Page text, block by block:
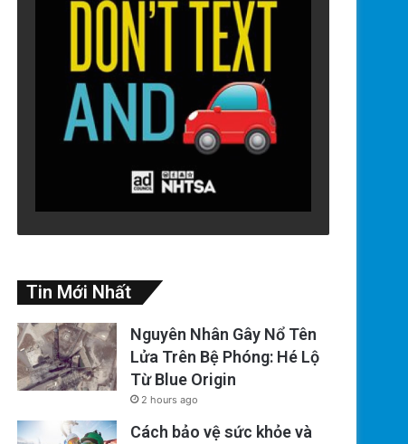
Tin Mới Nhất
Nguyên Nhân Gây Nổ Tên
Lửa Trên Bệ Phóng: Hé Lộ
Từ Blue Origin
2 hours ago
Cách bảo vệ sức khỏe và